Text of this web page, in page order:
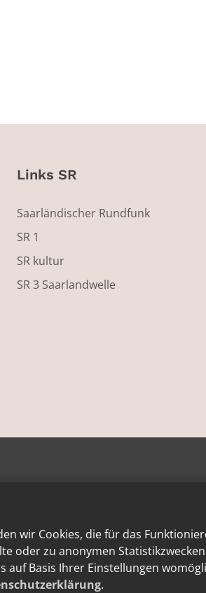
wir Cookies, die für das
oder zu anonymen
auf Basis Ihrer Einstellungen
.
Links SR
Saarländischer Rundfunk
SR 1
SR kultur
SR 3 Saarlandwelle